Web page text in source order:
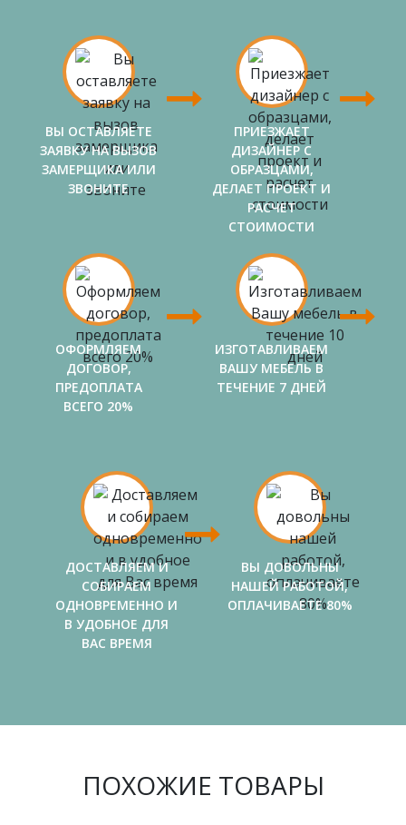
ВЫ ОСТАВЛЯЕТЕ
ЗАЯВКУ НА ВЫЗОВ
ЗАМЕРЩИКА ИЛИ
ЗВОНИТЕ
ПРИЕЗЖАЕТ
ДИЗАЙНЕР С
ОБРАЗЦАМИ,
ДЕЛАЕТ ПРОЕКТ И
РАСЧЕТ
СТОИМОСТИ
ОФОРМЛЯЕМ
ДОГОВОР,
ПРЕДОПЛАТА
ВСЕГО 20%
ИЗГОТАВЛИВАЕМ
ВАШУ МЕБЕЛЬ В
ТЕЧЕНИЕ 7 ДНЕЙ
ДОСТАВЛЯЕМ И
СОБИРАЕМ
ОДНОВРЕМЕННО И
В УДОБНОЕ ДЛЯ
ВАС ВРЕМЯ
ВЫ ДОВОЛЬНЫ
НАШЕЙ РАБОТОЙ,
ОПЛАЧИВАЕТЕ 80%
ПОХОЖИЕ ТОВАРЫ